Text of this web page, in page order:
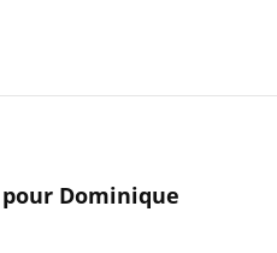
Dominique